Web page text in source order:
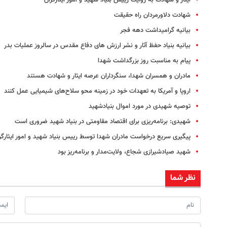
شهادت دلاورمردان راه حقیقت
بیانیه گرامیداشت دهه فجر
بیانیه بنیاد حفظ آثار و نشر ارزش های دفاع مقدس در سالروز عملیات بدر
پیام به مناسبت روز بزرگداشت شهدا
مادران و همسران شهدا، سنگرداران عرصه ایثار و شهادت هستند
اروپا و آمریکا به تعهدات خود در زمینه محو سلاح‌های شیمیایی عمل کنند
توصیه شهیدی در مورد اموال بنیادشهید
شهیدی: برنامه‌ریزی برای اقتصاد مقاومتی در بنیاد شهید ضروری است
پیگیری سریع درخواست مادران شهدا توسط رییس بنیاد شهید و امور
شهید صیادشیرازی شجاع، ولایت‌مدار و برنامه‌ریز بود
نظر شما